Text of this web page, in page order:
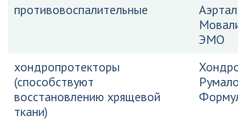
противовоспалительные
ЭМО
хондропротекторы
(способствуют
восстановлению хрящевой
ткани)